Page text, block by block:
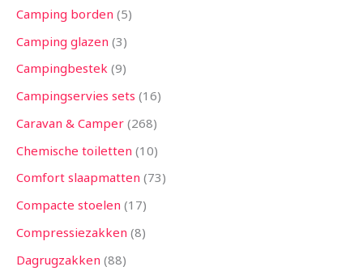
Camping borden 5
Camping glazen 3
Campingbestek 9
Campingservies sets 16
Caravan & Camper 268
Chemische toiletten 10
Comfort slaapmatten 73
Compacte stoelen 17
Compressiezakken 8
Dagrugzakken 88